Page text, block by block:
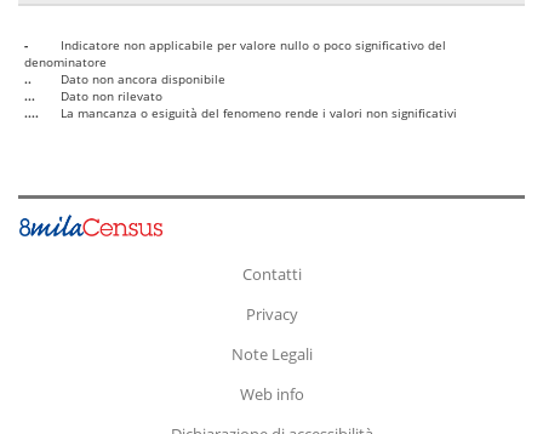
-
Indicatore non applicabile per valore nullo o poco significativo del
denominatore
..
Dato non ancora disponibile
...
Dato non rilevato
....
La mancanza o esiguità del fenomeno rende i valori non significativi
Contatti
Privacy
Note Legali
Web info